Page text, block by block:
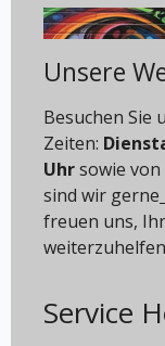
Unsere
Besuchen Sie
Zeiten:
Uhrsowie von
sind wir gerne
freuen uns,
Service